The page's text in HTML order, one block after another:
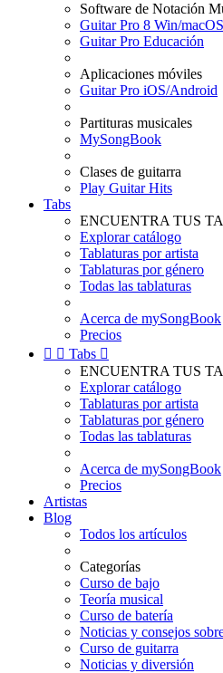
Software de Notación
Guitar Pro 8 Win/macOS
Guitar Pro Educación
Aplicaciones móviles
Guitar Pro iOS/Android
Partituras musicales
MySongBook
Clases de guitarra
Play Guitar Hits
Tabs
ENCUENTRA TUS
Explorar catálogo
Tablaturas por artista
Tablaturas por género
Todas las tablaturas
Acerca de mySongBook
Precios
  Tabs 
ENCUENTRA TUS
Explorar catálogo
Tablaturas por artista
Tablaturas por género
Todas las tablaturas
Acerca de mySongBook
Precios
Artistas
Blog
Todos los artículos
Categorías
Curso de bajo
Teoría musical
Curso de batería
Noticias y consejos
Curso de guitarra
Noticias y diversión